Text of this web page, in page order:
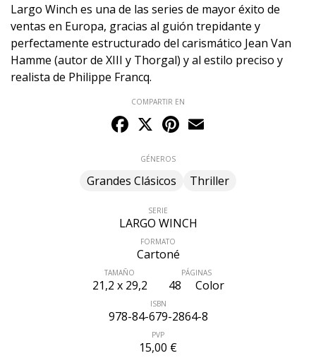
Largo Winch es una de las series de mayor éxito de
ventas en Europa, gracias al guión trepidante y
perfectamente estructurado del carismático Jean Van
Hamme (autor de XIII y Thorgal) y al estilo preciso y
realista de Philippe Francq.
COMPARTIR EN
Facebook
X Pinterest
GÉNEROS
Grandes Clásicos Thriller
SERIE
LARGO WINCH
FORMATO
Cartoné
TAMAÑO
21,2 x 29,2
PÁGINAS
48 Color
ISBN
978-84-679-2864-8
PVP
15,00 €